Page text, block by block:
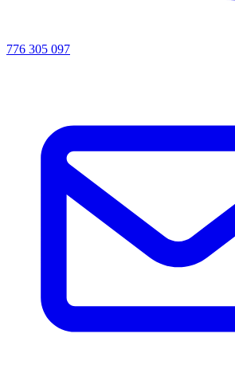
776 305 097